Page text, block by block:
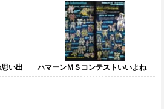
い出 ハマーンＭＳコンテストいいよね